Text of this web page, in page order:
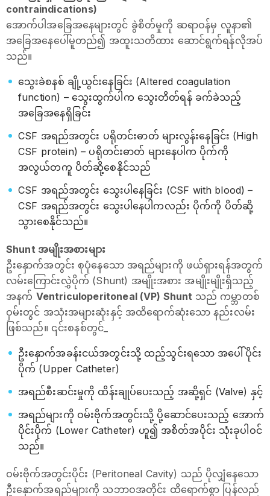
contraindications)
အောက်ပါအခြေအနေများတွင် ခွဲစိတ်မှုကို ဆရာဝန်မှ လူနာ၏
အခြေအနေပေါ်မူတည်၍ အထူးသတိထား ဆောင်ရွက်ရန်လိုအပ်
သည်။
သွေးခဲစနစ် ချို့ယွင်းနေခြင်း (Altered coagulation
function) – သွေးထွက်ပါက သွေးတိတ်ရန် ခက်ခဲသည့်
အခြေအနေရှိခြင်း
CSF အရည်အတွင်း ပရိုတင်းဓာတ် များလွန်းနေခြင်း (High
CSF protein) – ပရိုတင်းဓာတ် များနေပါက ပိုက်ကို
အလွယ်တကူ ပိတ်ဆို့စေနိုင်သည်
CSF အရည်အတွင်း သွေးပါနေခြင်း (CSF with blood) –
CSF အရည်အတွင်း သွေးပါနေပါကလည်း ပိုက်ကို ပိတ်ဆို့
သွားစေနိုင်သည်။
Shunt အမျိုးအစားများ
ဦးနှောက်အတွင်း စုပုံနေသော အရည်များကို ဖယ်ရှားရန်အတွက်
လမ်းကြောင်းလွှဲပိုက် (Shunt) အမျိုးအစား အမျိုးမျိုးရှိသည့်
အနက် Ventriculoperitoneal (VP) Shunt သည် ကမ္ဘာတစ်
ဝှမ်းတွင် အသုံးအများဆုံးနှင့် အထိရောက်ဆုံးသော နည်းလမ်း
ဖြစ်သည်။ ၎င်းစနစ်တွင်_
ဦးနှောက်အခန်းငယ်အတွင်းသို့ ထည့်သွင်းရသော အပေါ်ပိုင်း
ပိုက် (Upper Catheter)
အရည်စီးဆင်းမှုကို ထိန်းချုပ်ပေးသည့် အဆို့ရှင် (Valve) နှင့်
အရည်များကို ဝမ်းဗိုက်အတွင်းသို့ ပို့ဆောင်ပေးသည့် အောက်
ပိုင်းပိုက် (Lower Catheter) ဟူ၍ အစိတ်အပိုင်း သုံးခုပါဝင်
သည်။
ဝမ်းဗိုက်အတွင်းပိုင်း (Peritoneal Cavity) သည် ပိုလျှံနေသော
ဦးနှောက်အရည်များကို သဘာဝအတိုင်း ထိရောက်စွာ ပြန်လည်